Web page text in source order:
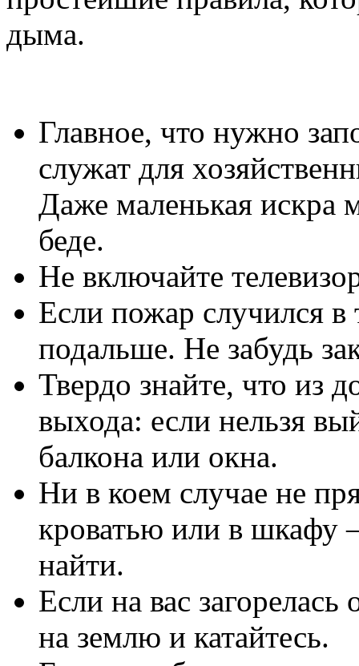
дыма.
Главное, что нужно
служат для
Даже маленькая искра
беде.
Не включайте
Если пожар случился в
подальше. Не забудь
Твердо знайте, что из
выхода: если нельзя
балкона или окна.
Ни в коем случае не
кроватью или в шкафу
найти.
Если на вас
на землю и катайтесь.